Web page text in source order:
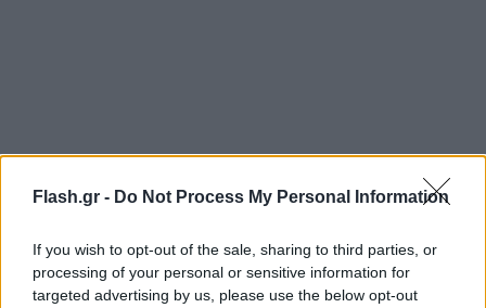
Flash.gr - Do Not Process My Personal Information
If you wish to opt-out of the sale, sharing to third parties, or
processing of your personal or sensitive information for
targeted advertising by us, please use the below opt-out